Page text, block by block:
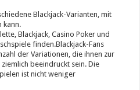
Blackjack-Varianten, mit
kann.
Blackjack, Casino Poker und
finden.Blackjack-Fans
der Variationen, die ihnen zur
beeindruckt sein. Die
ist nicht weniger